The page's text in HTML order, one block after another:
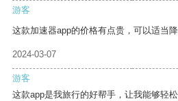
游客
这款加速器app的价格有点贵，可以适当
2024-03-07
游客
这款app是我旅行的好帮手，让我能够轻